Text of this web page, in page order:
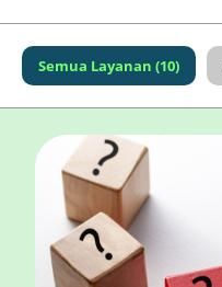
Semua Layanan (10)